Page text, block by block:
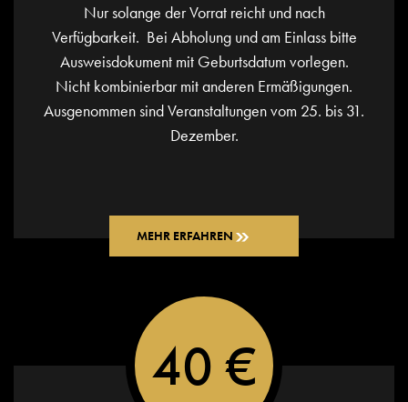
Nur solange der Vorrat reicht und nach
Verfügbarkeit. Bei Abholung und am Einlass bitte
Ausweisdokument mit Geburtsdatum vorlegen.
Nicht kombinierbar mit anderen Ermäßigungen.
Ausgenommen sind Veranstaltungen vom 25. bis 31.
Dezember.
MEHR ERFAHREN
40 €